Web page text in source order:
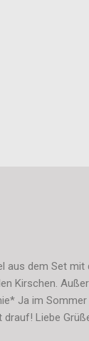
aus dem Set
Kirschen.
Ja im
Liebe